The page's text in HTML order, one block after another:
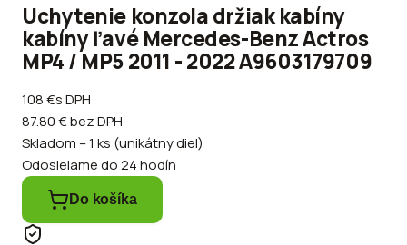
Uchytenie konzola držiak kabíny
kabíny ľavé Mercedes-Benz Actros
MP4 / MP5 2011 - 2022 A9603179709
108 €s DPH
87.80 €bez DPH
Skladom – 1 ks (unikátny diel)
Odosielame do 24 hodín
Do košíka